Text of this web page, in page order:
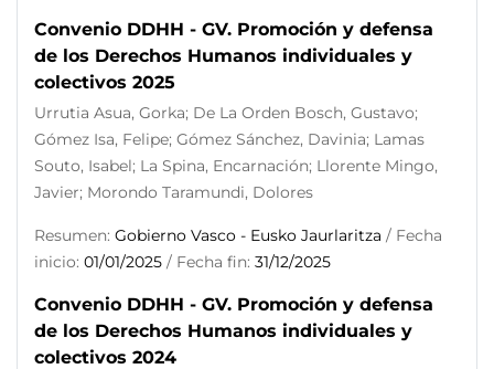
Convenio DDHH - GV. Promoción y defensa
de los Derechos Humanos individuales y
colectivos 2025
Urrutia Asua, Gorka; De La Orden Bosch, Gustavo;
Gómez Isa, Felipe; Gómez Sánchez, Davinia; Lamas
Souto, Isabel; La Spina, Encarnación; Llorente Mingo,
Javier; Morondo Taramundi, Dolores
Resumen: Gobierno Vasco - Eusko Jaurlaritza / Fecha
inicio: 01/01/2025 / Fecha fin: 31/12/2025
Convenio DDHH - GV. Promoción y defensa
de los Derechos Humanos individuales y
colectivos 2024